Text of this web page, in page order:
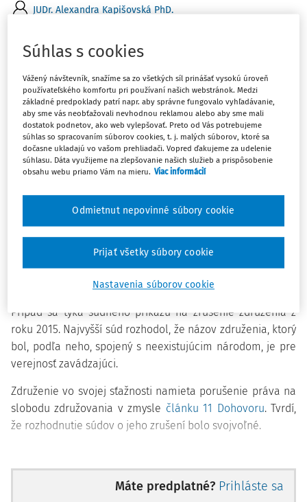
JUDr. Alexandra Kapišovská PhD.
7 minút čítania
Zdroj:Justičná revue 4/2024
rozsudok zo 14. marca 2024 k sťažnosti č. 26821/17 pre
porušeniečlánku 11 Dohovoru(sloboda združovania) v
kontexte nariadenia likvidácie združenia z dôvodu, že
jeho názov odkazujúci na neexistujúci národ, je
zmätočný
(Stowarzyszenie Osób Narodowości Śląskiej). Združenie
bolo registrované v roku 2011 a v roku 2016 vstúpilo do
Poľska. Podľa sčítania obyvateľstva z roku 2011 takmer pol
milióna ľudí deklarovalo, že majú poľskú a "sliezsku"
Prípad sa týka súdneho príkazu na zrušenie združenia z
roku 2015. Najvyšší súd rozhodol, že názov združenia, ktorý
bol, podľa neho, spojený s neexistujúcim národom, je pre
verejnosť zavádzajúci.
Združenie vo svojej sťažnosti namieta porušenie práva na
slobodu združovania v zmysle článku 11 Dohovoru. Tvrdí,
že rozhodnutie súdov o jeho zrušení bolo svojvoľné.
Máte predplatné? Prihláste sa
Súhlas s cookies
Vážený návštevník, snažíme sa zo všetkých síl prinášať vysokú úroveň
používateľského komfortu pri používaní našich webstránok. Medzi
základné predpoklady patrí napr. aby správne fungovalo vyhľadávanie,
aby sme vás neobťažovali nevhodnou reklamou alebo aby sme mali
dostatok podnetov, ako web vylepšovať. Preto od Vás potrebujeme
súhlas so spracovaním súborov cookies, t. j. malých súborov, ktoré sa
dočasne ukladajú vo vašom prehliadači. Vopred ďakujeme za udelenie
súhlasu. Dáta využijeme na zlepšovanie našich služieb a prispôsobenie
obsahu webu priamo Vám na mieru. Viac informácií
Nastavenia súborov cookie
Odmietnut nepovinné súbory cookie
Prijať všetky súbory cookie